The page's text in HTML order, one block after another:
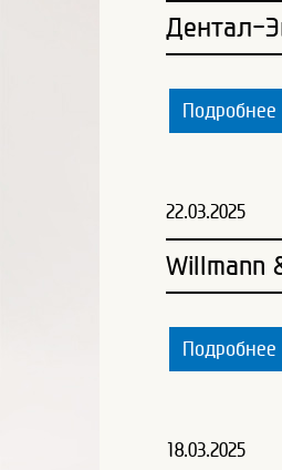
Дентал-
Подробнее
22.03.2025
Willmann
Подробнее
18.03.2025